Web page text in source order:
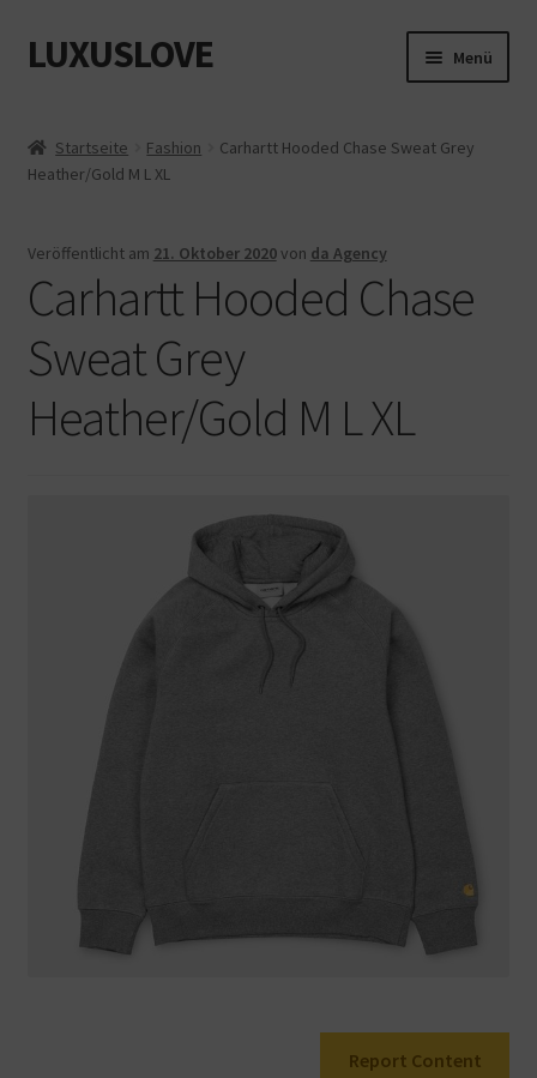
Zur
Navigation
Zum
Inhalt
LUXUSLOVE Menü
Cookie-Richtlinie (EU)
Datenschutz
Impressum
Kasse
Mein Konto
Startseite Fashion
Carhartt Hooded Chase Sweat Grey
Heather/Gold M L XL
Veröffentlicht am 21. Oktober 2020von da Agency
Carhartt Hooded Chase
Sweat Grey
Heather/Gold M L XL
Report Content